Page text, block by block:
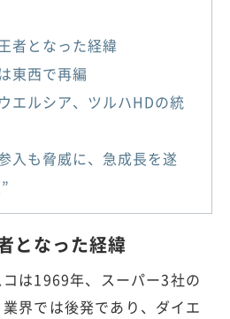
者となった経緯
東西で再編
エルシア、ツルハHDの統
入も脅威に、急成長を遂
となった経緯
は1969年、スーパー3社の
界では後発であり、ダイエ